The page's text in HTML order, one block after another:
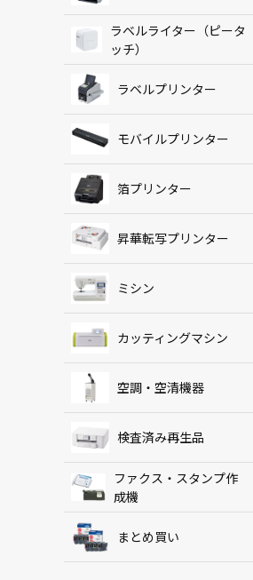
ラベルライター（ピータ
ッチ）
ラベルプリンター
モバイルプリンター
箔プリンター
昇華転写プリンター
ミシン
カッティングマシン
空調・空清機器
検査済み再生品
ファクス・スタンプ作
成機
まとめ買い